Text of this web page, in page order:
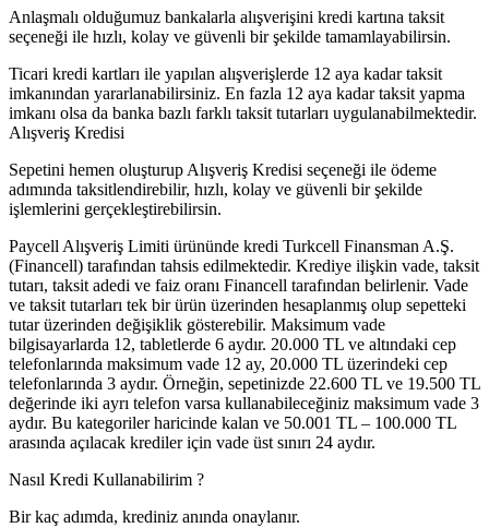
Anlaşmalı olduğumuz bankalarla alışverişini kredi kartına taksit
seçeneği ile hızlı, kolay ve güvenli bir şekilde tamamlayabilirsin.
Ticari kredi kartları ile yapılan alışverişlerde 12 aya kadar taksit
imkanından yararlanabilirsiniz. En fazla 12 aya kadar taksit yapma
imkanı olsa da banka bazlı farklı taksit tutarları uygulanabilmektedir.
Alışveriş Kredisi
Sepetini hemen oluşturup Alışveriş Kredisi seçeneği ile ödeme
adımında taksitlendirebilir, hızlı, kolay ve güvenli bir şekilde
işlemlerini gerçekleştirebilirsin.
Paycell Alışveriş Limiti ürününde kredi Turkcell Finansman A.Ş.
(Financell) tarafından tahsis edilmektedir. Krediye ilişkin vade, taksit
tutarı, taksit adedi ve faiz oranı Financell tarafından belirlenir. Vade
ve taksit tutarları tek bir ürün üzerinden hesaplanmış olup sepetteki
tutar üzerinden değişiklik gösterebilir. Maksimum vade
bilgisayarlarda 12, tabletlerde 6 aydır. 20.000 TL ve altındaki cep
telefonlarında maksimum vade 12 ay, 20.000 TL üzerindeki cep
telefonlarında 3 aydır. Örneğin, sepetinizde 22.600 TL ve 19.500 TL
değerinde iki ayrı telefon varsa kullanabileceğiniz maksimum vade 3
aydır. Bu kategoriler haricinde kalan ve 50.001 TL – 100.000 TL
arasında açılacak krediler için vade üst sınırı 24 aydır.
Nasıl Kredi Kullanabilirim ?
Bir kaç adımda, krediniz anında onaylanır.